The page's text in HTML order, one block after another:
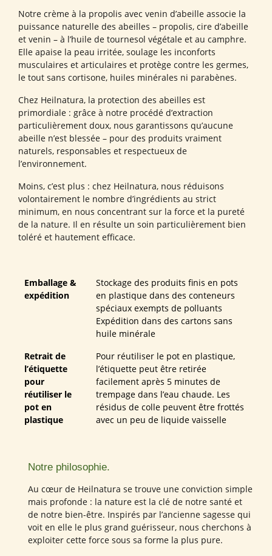
Notre crème à la propolis avec venin d’abeille associe la
puissance naturelle des abeilles – propolis, cire d’abeille
et venin – à l’huile de tournesol végétale et au camphre.
Elle apaise la peau irritée, soulage les inconforts
musculaires et articulaires et protège contre les germes,
le tout sans cortisone, huiles minérales ni parabènes.
Chez Heilnatura, la protection des abeilles est
primordiale : grâce à notre procédé d’extraction
particulièrement doux, nous garantissons qu’aucune
abeille n’est blessée – pour des produits vraiment
naturels, responsables et respectueux de
l’environnement.
Moins, c’est plus : chez Heilnatura, nous réduisons
volontairement le nombre d’ingrédients au strict
minimum, en nous concentrant sur la force et la pureté
de la nature. Il en résulte un soin particulièrement bien
toléré et hautement efficace.
Emballage &
expédition
Stockage des produits finis en pots
en plastique dans des conteneurs
spéciaux exempts de polluants
Expédition dans des cartons sans
huile minérale
Retrait de
l’étiquette
pour
réutiliser le
pot en
plastique
Pour réutiliser le pot en plastique,
l’étiquette peut être retirée
facilement après 5 minutes de
trempage dans l’eau chaude. Les
résidus de colle peuvent être frottés
avec un peu de liquide vaisselle
Notre philosophie.
Au cœur de Heilnatura se trouve une conviction simple
mais profonde : la nature est la clé de notre santé et
de notre bien-être. Inspirés par l’ancienne sagesse qui
voit en elle le plus grand guérisseur, nous cherchons à
exploiter cette force sous sa forme la plus pure.